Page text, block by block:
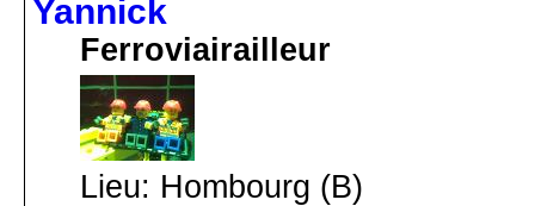
Yannick
Ferroviairailleur
Lieu: Hombourg (B)